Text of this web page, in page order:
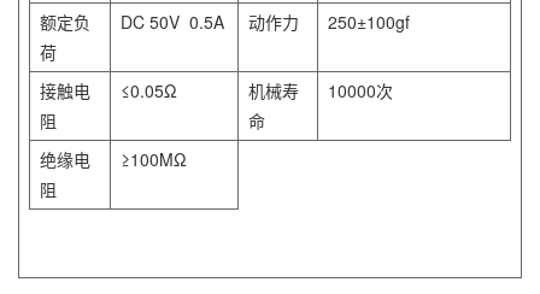
额定负
荷
DC 50V 0.5A 动作力 250±100gf
接触电
阻
≤0.05Ω
机械寿
命
10000次
绝缘电
阻
≥100MΩ